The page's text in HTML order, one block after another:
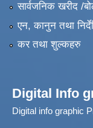
सार्वजनिक खरीद /
एन, कानुन तथा
कर तथा शुल्कहरु
Digital Info
Digital info graphic